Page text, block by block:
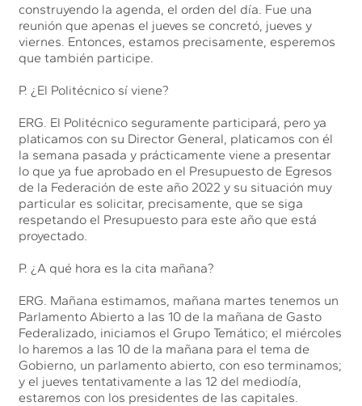
construyendo la agenda, el orden del día. Fue una
reunión que apenas el jueves se concretó, jueves y
viernes. Entonces, estamos precisamente, esperemos
que también participe.
P. ¿El Politécnico sí viene?
ERG. El Politécnico seguramente participará, pero ya
platicamos con su Director General, platicamos con él
la semana pasada y prácticamente viene a presentar
lo que ya fue aprobado en el Presupuesto de Egresos
de la Federación de este año 2022 y su situación muy
particular es solicitar, precisamente, que se siga
respetando el Presupuesto para este año que está
proyectado.
P. ¿A qué hora es la cita mañana?
ERG. Mañana estimamos, mañana martes tenemos un
Parlamento Abierto a las 10 de la mañana de Gasto
Federalizado, iniciamos el Grupo Temático; el miércoles
lo haremos a las 10 de la mañana para el tema de
Gobierno, un parlamento abierto, con eso terminamos;
y el jueves tentativamente a las 12 del mediodía,
estaremos con los presidentes de las capitales.